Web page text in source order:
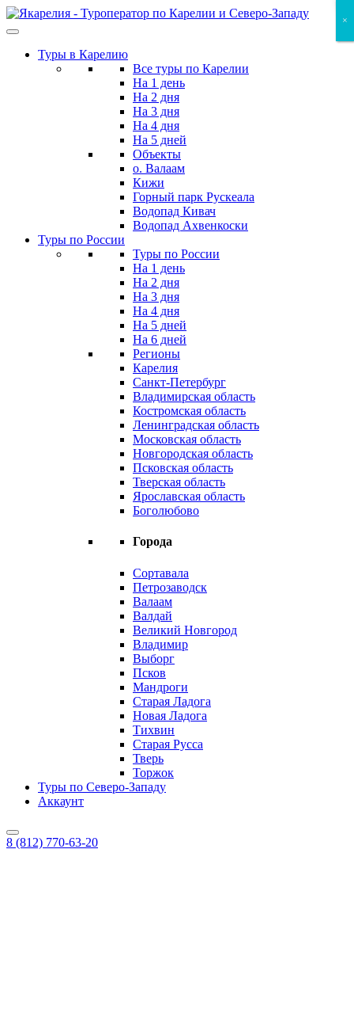
Skip
to
contentТуры в Карелию
Все туры по Карелии
На 1 день
На 2 дня
На 3 дня
На 4 дня
На 5 дней
Объекты
о. Валаам
Кижи
Горный парк Рускеала
Водопад Кивач
Водопад Ахвенкоски
Туры по России
Туры по России
На 1 день
На 2 дня
На 3 дня
На 4 дня
На 5 дней
На 6 дней
Регионы
Карелия
Санкт-Петербург
Владимирская область
Костромская область
Ленинградская область
Московская область
Новгородская область
Псковская область
Тверская область
Ярославская область
Боголюбово
Города
Сортавала
Петрозаводск
Валаам
Валдай
Великий Новгород
Владимир
Выборг
Псков
Мандроги
Старая Ладога
Новая Ладога
Тихвин
Старая Русса
Тверь
Торжок
Туры по Северо-Западу
Аккаунт
8 (812) 770-63-20
×
×
×